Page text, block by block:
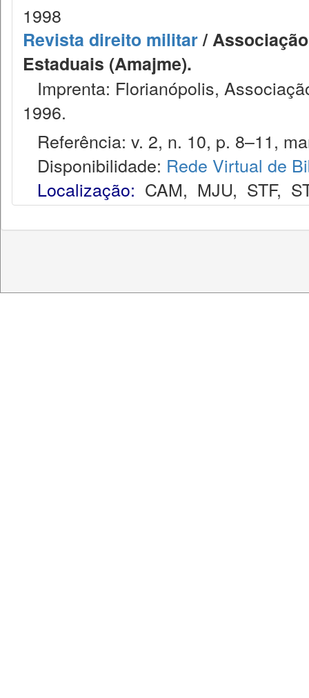
1998
Revista direito militar/
Estaduais (Amajme).
Imprenta: Florianópolis,
1996.
Referência: v. 2, n. 10, p. 8–11,
Disponibilidade: Rede Virtual de
Localização: CAM, MJU, STF,